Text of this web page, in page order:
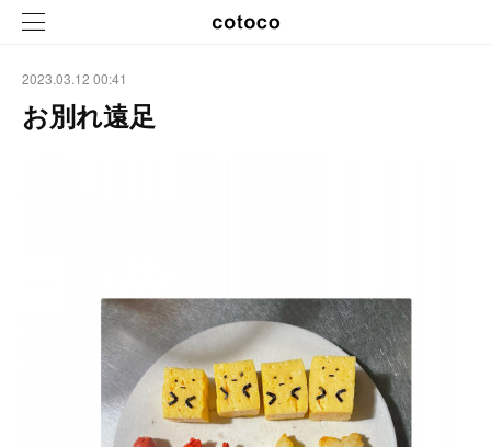
2023.03.12 00:41
お別れ遠足